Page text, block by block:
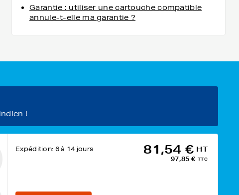
Garantie : utiliser une cartouche compatible
annule-t-elle ma garantie ?
!
Expédition: 6 à 14 jours 81,54 € HT
97,85 € TTC